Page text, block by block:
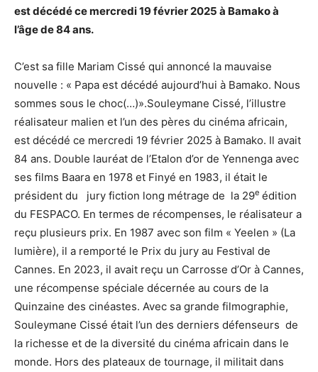
est décédé ce mercredi 19 février 2025 à Bamako à
l’âge de 84 ans.
C’est sa fille Mariam Cissé qui annoncé la mauvaise
nouvelle : « Papa est décédé aujourd’hui à Bamako. Nous
sommes sous le choc(…)».Souleymane Cissé, l’illustre
réalisateur malien et l’un des pères du cinéma africain,
est décédé ce mercredi 19 février 2025 à Bamako. Il avait
84 ans. Double lauréat de l’Etalon d’or de Yennenga avec
ses films Baara en 1978 et Finyé en 1983, il était le
président du jury fiction long métrage de la 29e édition
du FESPACO. En termes de récompenses, le réalisateur a
reçu plusieurs prix. En 1987 avec son film « Yeelen » (La
lumière), il a remporté le Prix du jury au Festival de
Cannes. En 2023, il avait reçu un Carrosse d’Or à Cannes,
une récompense spéciale décernée au cours de la
Quinzaine des cinéastes. Avec sa grande filmographie,
Souleymane Cissé était l’un des derniers défenseurs de
la richesse et de la diversité du cinéma africain dans le
monde. Hors des plateaux de tournage, il militait dans